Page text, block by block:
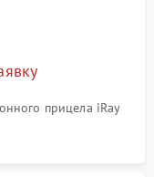
прицела iRay